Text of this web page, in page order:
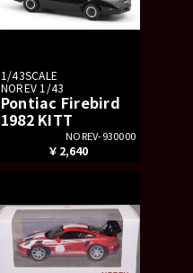
1/43SCALE
NOREV 1/43
Pontiac Firebird
1982 KITT
NOREV-930000
￥2,640